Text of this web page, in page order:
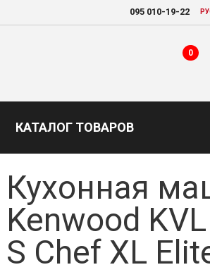
095 010-19-22
0
КАТАЛОГ ТОВАРОВ
Кухонная
Kenwood
S Chef XL